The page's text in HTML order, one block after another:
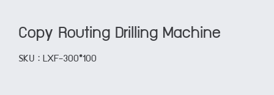
Copy Routing Drilling Machine
SKU : LXF-300*100